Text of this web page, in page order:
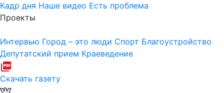
Кадр дня Наше видео Есть проблема
Проекты
Интервью Город – это люди Спорт Благоустройство
Депутатский прием Краеведение
Скачать газету